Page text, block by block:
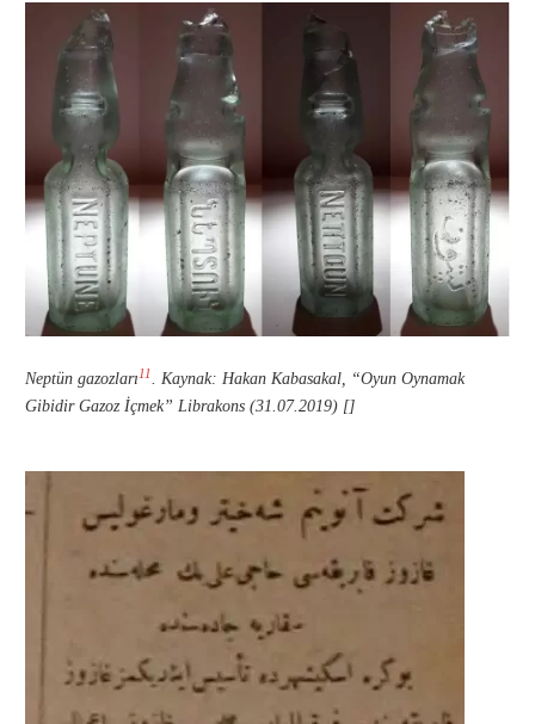
Neptün gazozları 11
. Kaynak: Hakan Kabasakal, “Oyun Oynamak
Gibidir Gazoz İçmek” Librakons (31.07.2019) []